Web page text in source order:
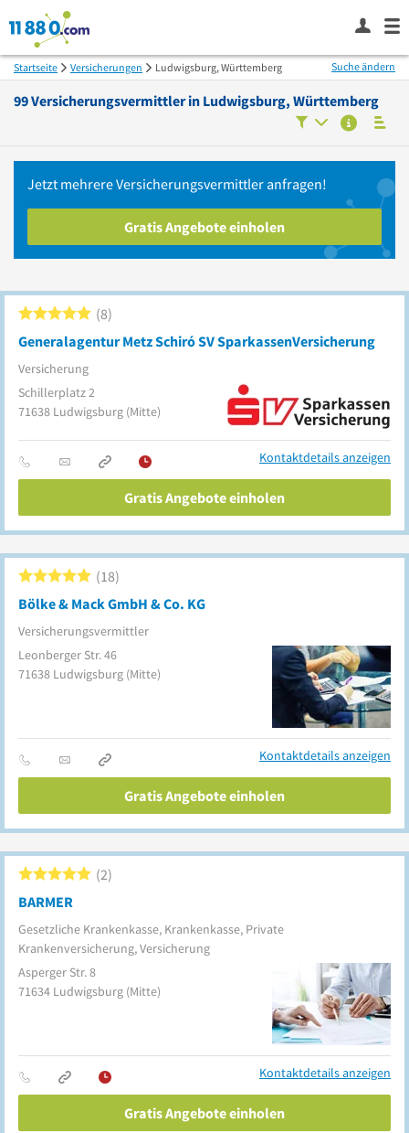
Startseite Versicherungen Ludwigsburg, Württemberg
99Versicherungsvermittler in Ludwigsburg, Württemberg
Suche ändern
Jetzt mehrereVersicherungsvermittler anfragen!
Gratis Angebote einholen
Generalagentur Metz Schiró SV SparkassenVersicherung
Versicherung
8
Schillerplatz 2
71638 Ludwigsburg (Mitte)
Kontaktdetails anzeigen
Gratis Angebote einholen
Bölke & Mack GmbH & Co. KG
Versicherungsvermittler
18
Leonberger Str. 46
71638 Ludwigsburg (Mitte)
Kontaktdetails anzeigen
Gratis Angebote einholen
BARMER
Gesetzliche Krankenkasse, Krankenkasse, Private
Krankenversicherung, Versicherung
2
Asperger Str. 8
71634 Ludwigsburg (Mitte)
Kontaktdetails anzeigen
Gratis Angebote einholen